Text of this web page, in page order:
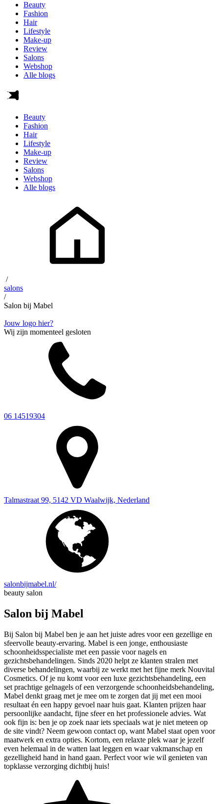
Beauty
Fashion
Hair
Lifestyle
Make-up
Review
Salons
Webshop
Alle blogs
Beauty
Fashion
Hair
Lifestyle
Make-up
Review
Salons
Webshop
Alle blogs
/
salons
/
Salon bij Mabel
Jouw logo hier?
Wij zijn momenteel gesloten
06 14519304
Talmastraat 99, 5142 VD Waalwijk, Nederland
salonbijmabel.nl/
beauty salon
Salon bij Mabel
Bij Salon bij Mabel ben je aan het juiste adres voor een gezellige en
sfeervolle beauty-ervaring. Mabel is een jonge, enthousiaste
schoonheidsspecialiste met een passie voor nagels en
gezichtsbehandelingen. Sinds 2020 helpt ze klanten stralen met
diverse behandelingen, waarbij ze werkt met het fijne merk Nouvital
Cosmetics. Of je nu komt voor een luxe gezichtsbehandeling, een
set prachtige gelnagels of een verzorgende schoonheidsbehandeling,
Mabel denkt graag met je mee om te zorgen dat jij met een mooi
resultaat én een happy gevoel naar huis gaat. Klanten prijzen haar
persoonlijke aandacht, fijne sfeer en het professionele advies. Wat
ook fijn is: ben je op zoek naar iets speciaals wat je niet meteen op
de site vindt? Neem gewoon contact op, want Mabel staat open voor
maatwerk en extra opties. Kortom, een relaxte plek waar je jezelf
even helemaal in de watten laat leggen en waar vakmanschap en
gezelligheid hand in hand gaan. Perfect voor wie wil genieten van
topklasse verzorging dichtbij huis!